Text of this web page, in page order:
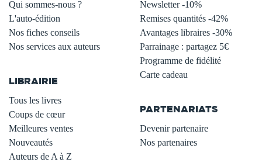
Qui sommes-nous ?
L'auto-édition
Nos fiches conseils
Nos services aux auteurs
LIBRAIRIE
Tous les livres
Coups de cœur
Meilleures ventes
Nouveautés
Auteurs de A à Z
Newsletter -10%
Remises quantités -42%
Avantages libraires -30%
Parrainage : partagez 5€
Programme de fidélité
Carte cadeau
PARTENARIATS
Devenir partenaire
Nos partenaires